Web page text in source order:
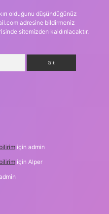
olduğunu düşündüğünüz
adresine bildirmeniz
sitemizden kaldırılacaktır.
için admin
için Alper